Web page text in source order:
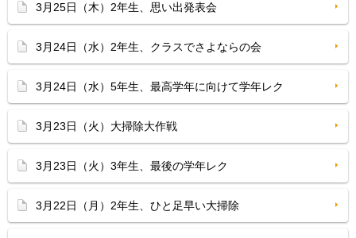
3月25日（木）2年生、思い出発表会
3月24日（水）2年生、クラスでさよならの会
3月24日（水）5年生、最高学年に向けて学年レク
3月23日（火）大掃除大作戦
3月23日（火）3年生、最後の学年レク
3月22日（月）2年生、ひと足早い大掃除